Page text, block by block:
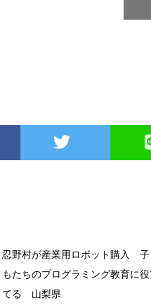
忍野村が産業用ロボット購入 子
もたちのプログラミング教育に役
てる 山梨県